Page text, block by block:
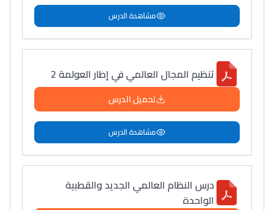
مشاهدة الدرس
تنظيم المجال العالمي في إطار العولمة 2
تحميل الدرس
مشاهدة الدرس
درس النظام العالمي الجديد والقطبية
الواحدة